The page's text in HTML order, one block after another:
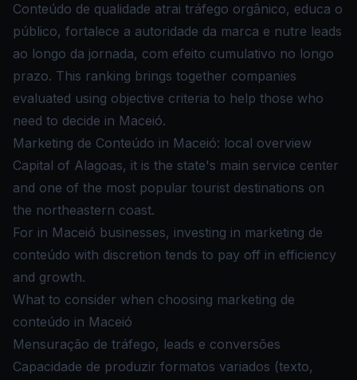
Conteúdo de qualidade atrai tráfego orgânico, educa o
público, fortalece a autoridade da marca e nutre leads
ao longo da jornada, com efeito cumulativo no longo
prazo. This ranking brings together companies
evaluated using objective criteria to help those who
need to decide in Maceió.
Marketing de Conteúdo in Maceió: local overview
Capital of Alagoas, it is the state's main service center
and one of the most popular tourist destinations on
the northeastern coast.
For in Maceió businesses, investing in marketing de
conteúdo with discretion tends to pay off in efficiency
and growth.
What to consider when choosing marketing de
conteúdo in Maceió
Mensuração de tráfego, leads e conversões
Capacidade de produzir formatos variados (texto,